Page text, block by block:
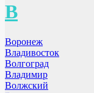
В
Воронеж
Владивосток
Волгоград
Владимир
Волжский